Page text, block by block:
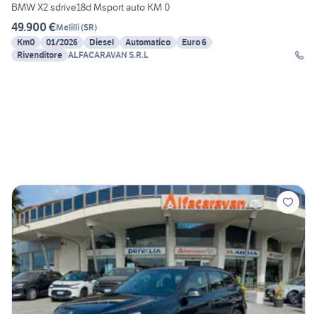
BMW X2 sdrive18d Msport auto KM 0
49.900 €Melilli(SR)
Km0
01/2026 Diesel Automatico
Euro 6
Rivenditore ALFACARAVAN S.R.L